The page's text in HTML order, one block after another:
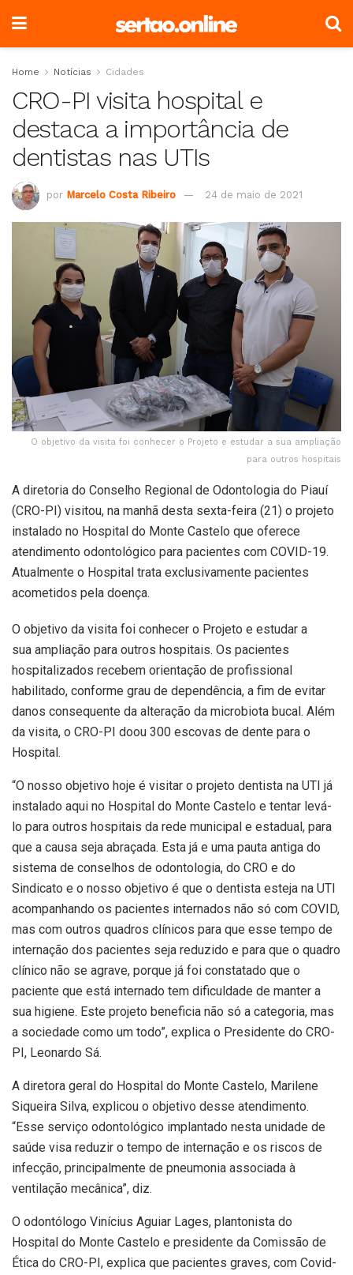
Home Notícias Cidades
CRO-PI visita hospital e
destaca a importância de
dentistas nas UTIs
por Marcelo Costa Ribeiro 24 de maio de 2021
O objetivo da visita foi conhecer o Projeto e estudar a sua ampliação
para outros hospitais
A diretoria do Conselho Regional de Odontologia do Piauí
(CRO-PI) visitou, na manhã desta sexta-feira (21) o projeto
instalado no Hospital do Monte Castelo que oferece
atendimento odontológico para pacientes com COVID-19.
Atualmente o Hospital trata exclusivamente pacientes
acometidos pela doença.
O objetivo da visita foi conhecer o Projeto e estudar a
sua ampliação para outros hospitais. Os pacientes
hospitalizados recebem orientação de profissional
habilitado, conforme grau de dependência, a fim de evitar
danos consequente da alteração da microbiota bucal. Além
da visita, o CRO-PI doou 300 escovas de dente para o
Hospital.
“O nosso objetivo hoje é visitar o projeto dentista na UTI já
instalado aqui no Hospital do Monte Castelo e tentar levá-
lo para outros hospitais da rede municipal e estadual, para
que a causa seja abraçada. Esta já e uma pauta antiga do
sistema de conselhos de odontologia, do CRO e do
Sindicato e o nosso objetivo é que o dentista esteja na UTI
acompanhando os pacientes internados não só com COVID,
mas com outros quadros clínicos para que esse tempo de
internação dos pacientes seja reduzido e para que o quadro
clínico não se agrave, porque já foi constatado que o
paciente que está internado tem dificuldade de manter a
sua higiene. Este projeto beneficia não só a categoria, mas
a sociedade como um todo”, explica o Presidente do CRO-
PI, Leonardo Sá.
A diretora geral do Hospital do Monte Castelo, Marilene
Siqueira Silva, explicou o objetivo desse atendimento.
“Esse serviço odontológico implantado nesta unidade de
saúde visa reduzir o tempo de internação e os riscos de
infecção, principalmente de pneumonia associada à
ventilação mecânica”, diz.
O odontólogo Vinícius Aguiar Lages, plantonista do
Hospital do Monte Castelo e presidente da Comissão de
Ética do CRO-PI, explica que pacientes graves, com Covid-